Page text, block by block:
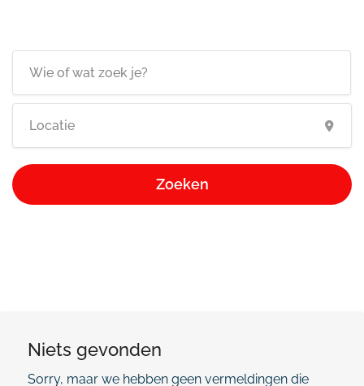
Zoeken
Niets gevonden
Sorry, maar we hebben geen vermeldingen die